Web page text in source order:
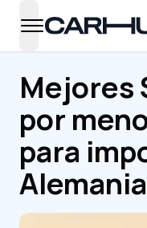
open navigation
Carhub
Mejores
por
para
Alemania